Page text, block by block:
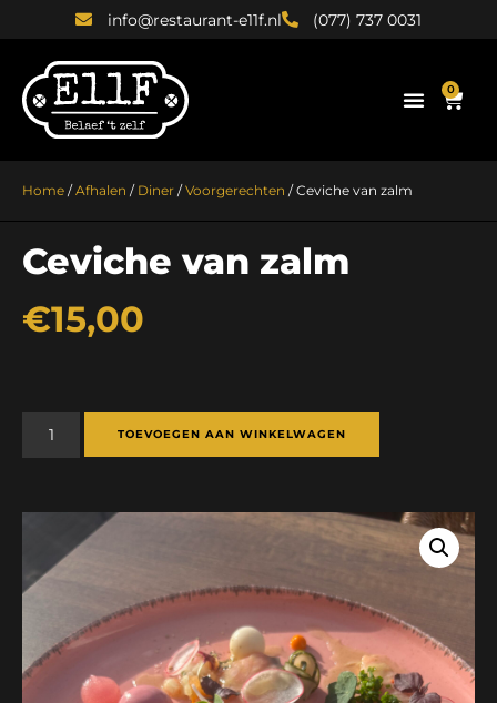
info@restaurant-e11f.nl (077) 737 0031
0
Home /Afhalen / Diner /Voorgerechten / Ceviche van zalm
Ceviche van zalm
€15,00
TOEVOEGEN AAN WINKELWAGEN